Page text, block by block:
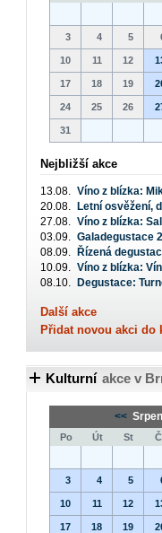
3 4 5
10 11 12
17 18 19
24 25 26
31
Nejbližší akce
13.08. Víno z blízka:
20.08.
Letní osvěžení,
27.08. Víno z blízka:
03.09. Galadegustace
08.09.
Řízená
10.09. Víno z blízka:
08.10.
Degustace:
Další akce
Přidat novou akci do
Kulturní akce v
<<
Po Út St
3 4 5
10 11 12
17 18 19